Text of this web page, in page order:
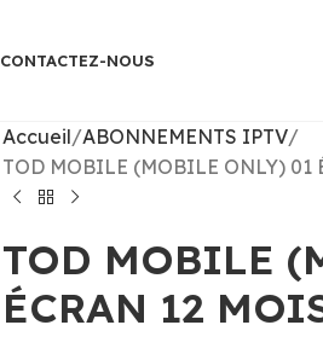
CONTACTEZ-NOUS
Accueil ABONNEMENTS IPTV
TOD MOBILE (MOBILE ONLY) 01
TOD MOBILE
ÉCRAN 12